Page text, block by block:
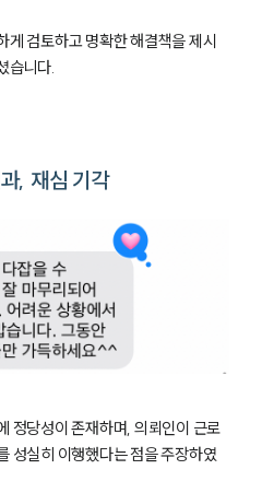
게 검토하고 명확한 해결책을 제시
습니다.
, 재심 기각
정당성이 존재하며, 의뢰인이 근로
성실히 이행했다는 점을 주장하였